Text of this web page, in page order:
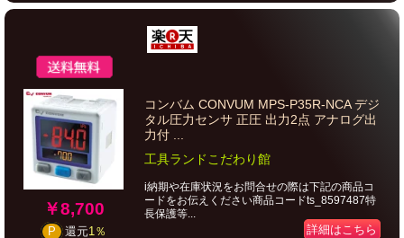
￥8,700
P 還元1％
コンバム CONVUM MPS-P35R-NCA デジ
タル圧力センサ 正圧 出力2点 アナログ出
力付 ...
工具ランドこだわり館
i納期や在庫状況をお問合せの際は下記の商品コ
ードをお伝えください商品コードts_8597487特
長保護等...
詳細はこちら